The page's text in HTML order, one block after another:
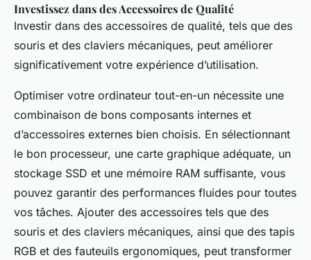
Investissez dans des Accessoires de Qualité
Investir dans des accessoires de qualité, tels que des
souris et des claviers mécaniques, peut améliorer
significativement votre expérience d’utilisation.
Optimiser votre ordinateur tout-en-un nécessite une
combinaison de bons composants internes et
d’accessoires externes bien choisis. En sélectionnant
le bon processeur, une carte graphique adéquate, un
stockage SSD et une mémoire RAM suffisante, vous
pouvez garantir des performances fluides pour toutes
vos tâches. Ajouter des accessoires tels que des
souris et des claviers mécaniques, ainsi que des tapis
RGB et des fauteuils ergonomiques, peut transformer